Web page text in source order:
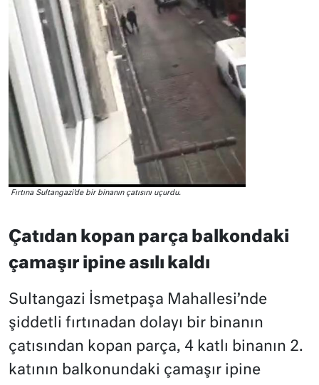
Fırtına Sultangazi’de bir binanın çatısını uçurdu.
Çatıdan kopan parça balkondaki
çamaşır ipine asılı kaldı
Sultangazi İsmetpaşa Mahallesi’nde
şiddetli fırtınadan dolayı bir binanın
çatısından kopan parça, 4 katlı binanın 2.
katının balkonundaki çamaşır ipine